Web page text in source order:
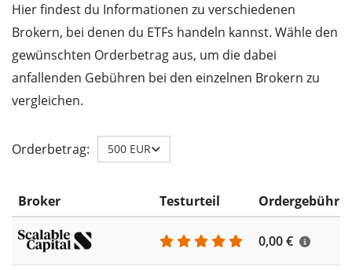
Hier findest du Informationen zu verschiedenen
Brokern, bei denen du ETFs handeln kannst. Wähle den
gewünschten Orderbetrag aus, um die dabei
anfallenden Gebühren bei den einzelnen Brokern zu
vergleichen.
Orderbetrag: 500 EUR
Broker Testurteil Ordergebühr
0,00 €